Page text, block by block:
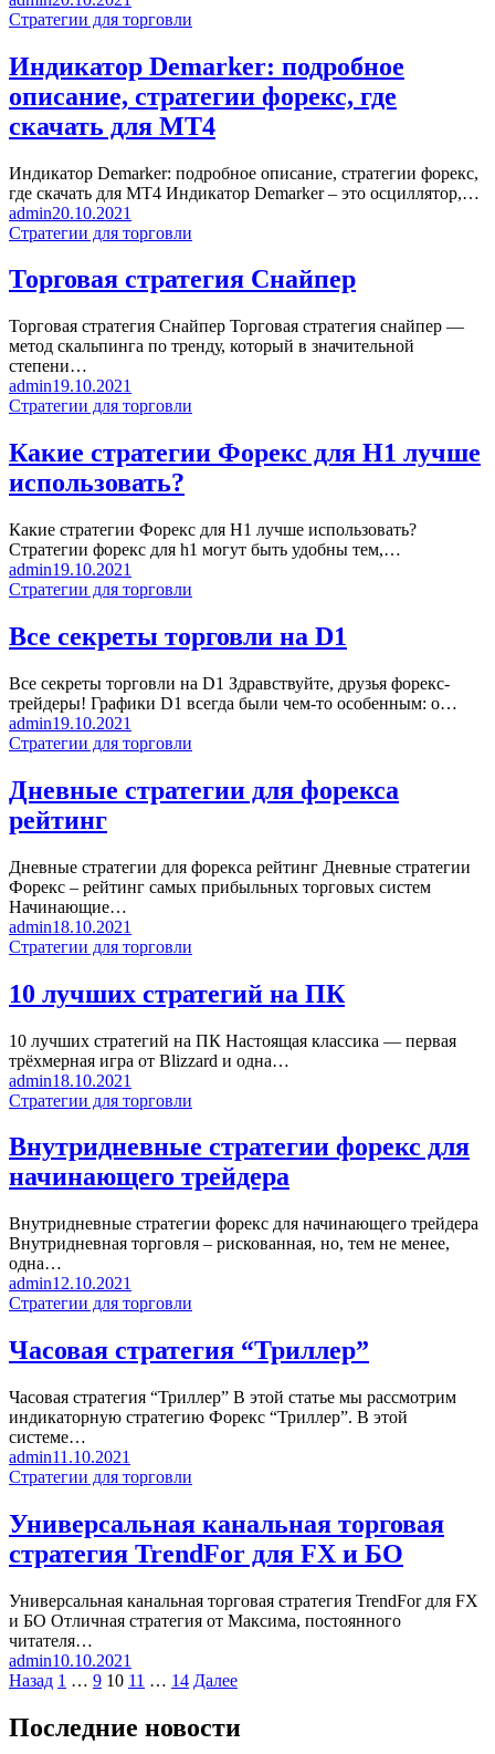
Стратегии для торговли
Индикатор Demarker: подробное
описание, стратегии форекс, где
скачать для МТ4
Индикатор Demarker: подробное описание, стратегии форекс,
где скачать для МТ4 Индикатор Demarker – это осциллятор,…
admin20.10.2021
Стратегии для торговли
Торговая стратегия Снайпер
Торговая стратегия Снайпер Торговая стратегия снайпер —
метод скальпинга по тренду, который в значительной
степени…
admin19.10.2021
Стратегии для торговли
Какие стратегии Форекс для H1 лучше
использовать?
Какие стратегии Форекс для H1 лучше использовать?
Стратегии форекс для h1 могут быть удобны тем,…
admin19.10.2021
Стратегии для торговли
Все секреты торговли на D1
Все секреты торговли на D1 Здравствуйте, друзья форекс-
трейдеры! Графики D1 всегда были чем-то особенным: о…
admin19.10.2021
Стратегии для торговли
Дневные стратегии для форекса
рейтинг
Дневные стратегии для форекса рейтинг Дневные стратегии
Форекс – рейтинг самых прибыльных торговых систем
Начинающие…
admin18.10.2021
Стратегии для торговли
10 лучших стратегий на ПК
10 лучших стратегий на ПК Настоящая классика — первая
трёхмерная игра от Blizzard и одна…
admin18.10.2021
Стратегии для торговли
Внутридневные стратегии форекс для
начинающего трейдера
Внутридневные стратегии форекс для начинающего трейдера
Внутридневная торговля – рискованная, но, тем не менее,
одна…
admin12.10.2021
Стратегии для торговли
Часовая стратегия “Триллер”
Часовая стратегия “Триллер” В этой статье мы рассмотрим
индикаторную стратегию Форекс “Триллер”. В этой
системе…
admin11.10.2021
Стратегии для торговли
Универсальная канальная торговая
стратегия TrendFor для FX и БО
Универсальная канальная торговая стратегия TrendFor для FX
и БО Отличная стратегия от Максима, постоянного
читателя…
admin10.10.2021
Пагинация
записей
Назад 1 … 9 10 11 … 14 Далее
Последние новости